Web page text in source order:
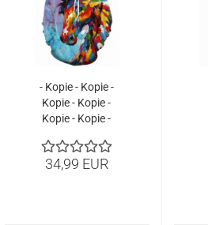
- Kopie - Kopie -
Kopie - Kopie -
Kopie - Kopie -
Kopie - Kopie -
Kopie - Kopie -
34,99 EUR